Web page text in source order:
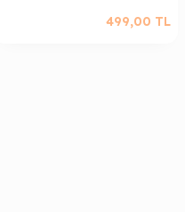
499,00 TL